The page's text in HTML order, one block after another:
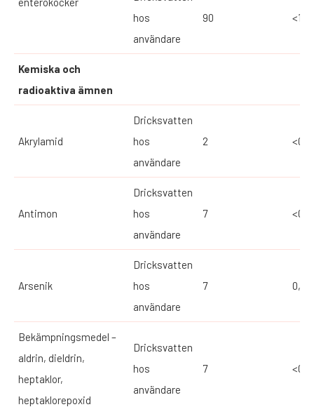
hos
användare
90 <1
Kemiska och
radioaktiva ämnen
Akrylamid
Dricksvatten
hos
användare
2
Antimon
Dricksvatten
hos
användare
7 <0,1
Arsenik
Dricksvatten
hos
användare
7 0,13
Bekämpningsmedel –
aldrin, dieldrin,
heptaklor,
heptaklorepoxid
Dricksvatten
hos
användare
7